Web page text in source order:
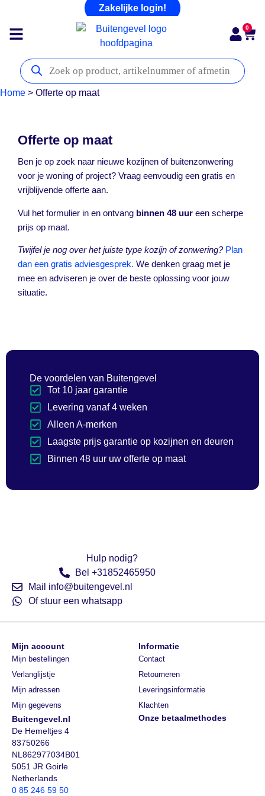
Zakelijke login!
0
Home > Offerte op maat
Offerte op maat
Ben je op zoek naar nieuwe kozijnen of buitenzonwering
voor je woning of project? Vraag eenvoudig een gratis en
vrijblijvende offerte aan.
Vul het formulier in en ontvang binnen 48 uur een scherpe
prijs op maat.
Twijfel je nog over het juiste type kozijn of zonwering? Plan
dan een gratis adviesgesprek. We denken graag met je
mee en adviseren je over de beste oplossing voor jouw
situatie.
De voordelen van Buitengevel
Tot 10 jaar garantie
Levering vanaf 4 weken
Alleen A-merken
Laagste prijs garantie op kozijnen en deuren
Binnen 48 uur uw offerte op maat
Hulp nodig?
Bel +31852465950
Mail info@buitengevel.nl
Of stuur een whatsapp
Buitengevel.nl
De Hemeltjes 4
83750266
NL862977034B01
5051 JR Goirle
Netherlands
0 85 246 59 50
Onze betaalmethodes
Mijn account
Mijn bestellingen
Verlanglijstje
Mijn adressen
Mijn gegevens
Informatie
Contact
Retourneren
Leveringsinformatie
Klachten